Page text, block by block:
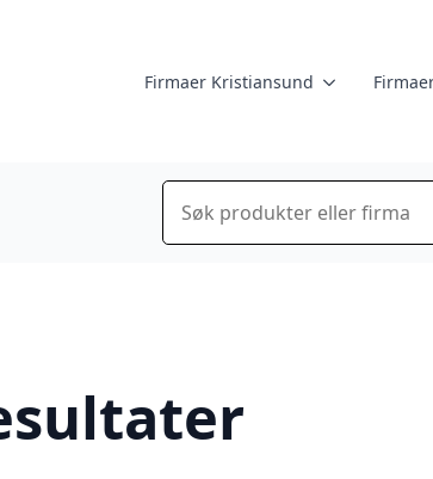
Firmaer Kristiansund
Søk